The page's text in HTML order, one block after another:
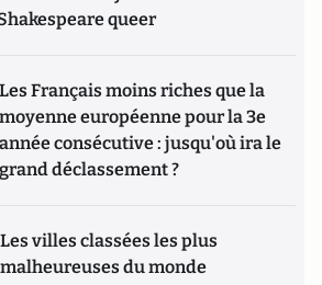
queer
Les Français moins riches que la
moyenne européenne pour la 3e
année consécutive : jusqu'où ira le
grand déclassement ?
Les villes classées les plus
malheureuses du monde